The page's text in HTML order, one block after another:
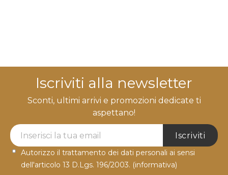
Iscriviti alla newsletter
Sconti, ultimi arrivi e promozioni dedicate ti
aspettano!
Newsletter Label
Iscriviti
Autorizzo il trattamento dei dati personali ai sensi
dell'articolo 13 D.Lgs. 196/2003. (informativa)